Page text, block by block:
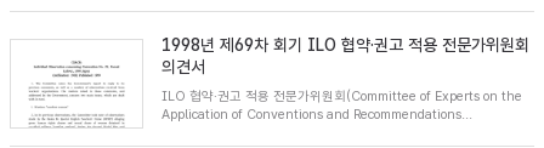
1998년 제69차 회기 ILO 협약·권고 적용 전문가위원회
의견서
ILO 협약·권고 적용 전문가위원회(Committee of Experts on the
Application of Conventions and Recommendations...